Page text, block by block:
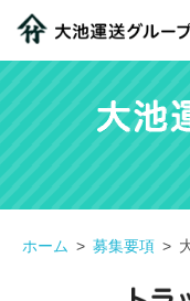
大池運送グループに
仕事紹介
先輩社員紹介
フォトギャラリー
ホーム 募集要項